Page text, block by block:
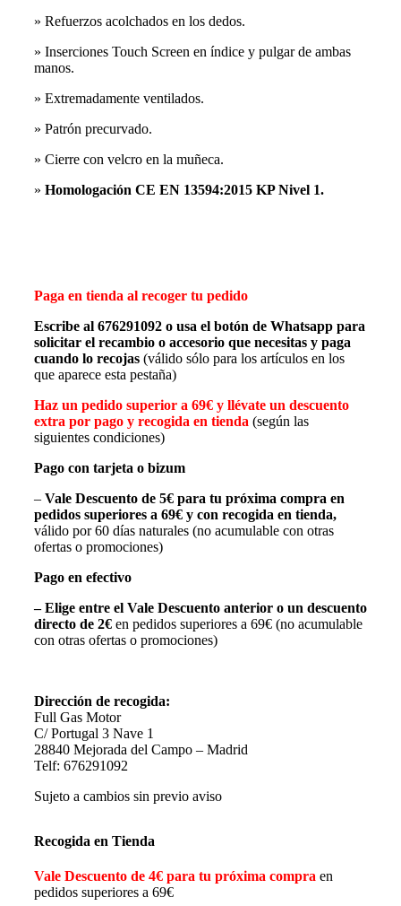
» Refuerzos acolchados en los dedos.
» Inserciones Touch Screen en índice y pulgar de ambas
manos.
» Extremadamente ventilados.
» Patrón precurvado.
» Cierre con velcro en la muñeca.
» Homologación CE EN 13594:2015 KP Nivel 1.
Paga en tienda al recoger tu pedido
Escribe al 676291092 o usa el botón de Whatsapp para
solicitar el recambio o accesorio que necesitas y paga
cuando lo recojas (válido sólo para los artículos en los
que aparece esta pestaña)
Haz un pedido superior a 69€ y llévate un descuento
extra por pago y recogida en tienda (según las
siguientes condiciones)
Pago con tarjeta o bizum
– Vale Descuento de 5€ para tu próxima compra en
pedidos superiores a 69€ y con recogida en tienda,
válido por 60 días naturales (no acumulable con otras
ofertas o promociones)
Pago en efectivo
– Elige entre el Vale Descuento anterior o un descuento
directo de 2€ en pedidos superiores a 69€ (no acumulable
con otras ofertas o promociones)
Dirección de recogida:
Full Gas Motor
C/ Portugal 3 Nave 1
28840 Mejorada del Campo – Madrid
Telf: 676291092
Sujeto a cambios sin previo aviso
Recogida en Tienda
Vale Descuento de 4€ para tu próxima compra en
pedidos superiores a 69€